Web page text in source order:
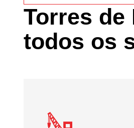
Torres de
todos os